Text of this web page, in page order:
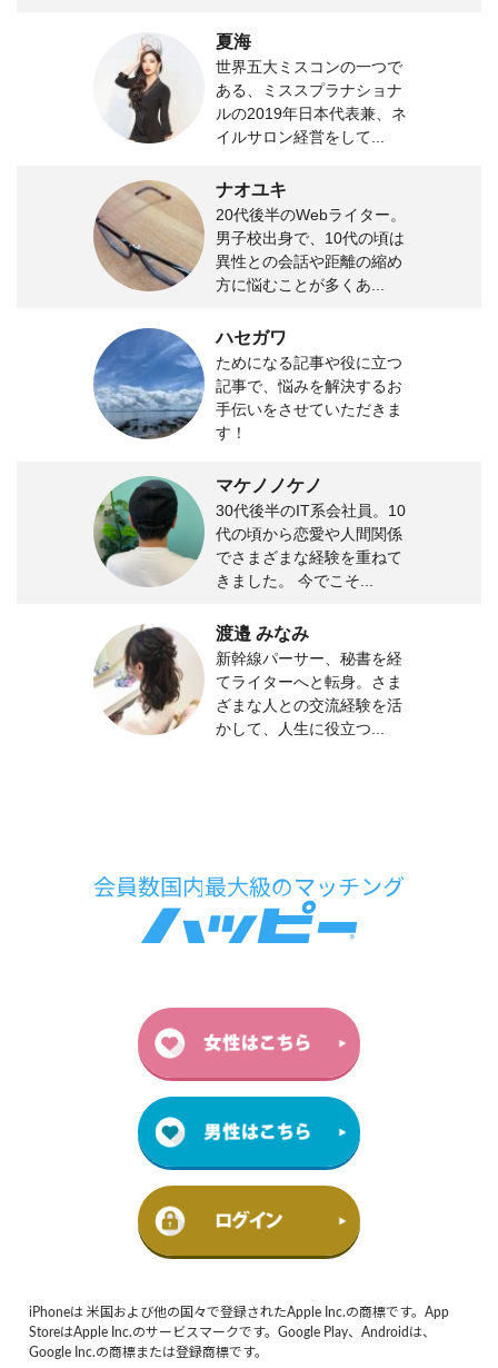
夏海
世界五大ミスコンの一つで
ある、ミススプラナショナ
ルの2019年日本代表兼、ネ
イルサロン経営をして...
ナオユキ
20代後半のWebライター。
男子校出身で、10代の頃は
異性との会話や距離の縮め
方に悩むことが多くあ...
ハセガワ
ためになる記事や役に立つ
記事で、悩みを解決するお
手伝いをさせていただきま
す！
マケノノケノ
30代後半のIT系会社員。10
代の頃から恋愛や人間関係
でさまざまな経験を重ねて
きました。 今でこそ...
渡邉 みなみ
新幹線パーサー、秘書を経
てライターへと転身。さま
ざまな人との交流経験を活
かして、人生に役立つ...
iPhoneは 米国および他の国々で登録されたApple Inc.の商標です。App
StoreはApple Inc.のサービスマークです。Google Play、Androidは、
Google Inc.の商標または登録商標です。